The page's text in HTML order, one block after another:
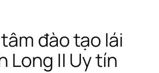
đào tạo lái
Long || Uy tín